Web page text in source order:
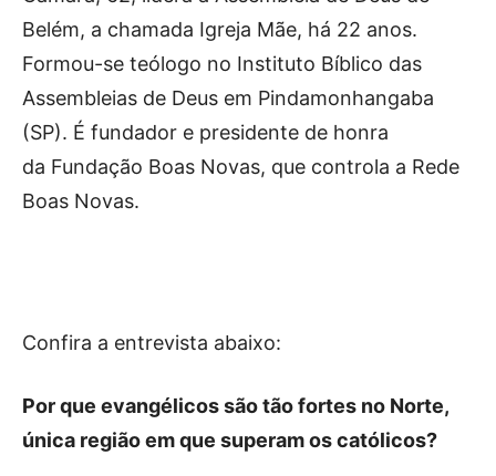
Belém, a chamada Igreja Mãe, há 22 anos.
Formou-se teólogo no Instituto Bíblico das
Assembleias de Deus em Pindamonhangaba
(SP). É fundador e presidente de honra
da Fundação Boas Novas, que controla a Rede
Boas Novas.
Confira a entrevista abaixo:
Por que evangélicos são tão fortes no Norte,
única região em que superam os católicos?